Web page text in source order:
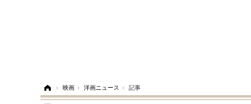
› 映画 › 洋画ニュース › 記事